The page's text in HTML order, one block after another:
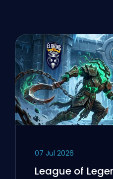
07 Jul 2026
League of